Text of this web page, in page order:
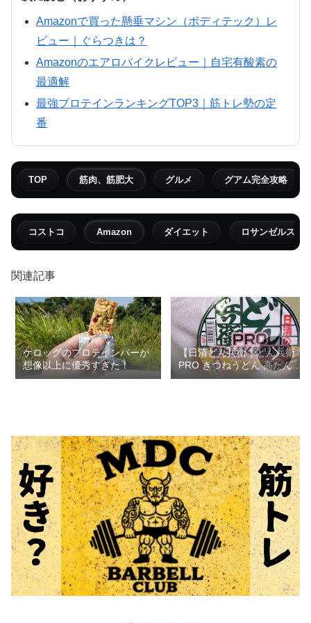
Amazonで買った懸垂マシン（ボディテック）レ
ビュー｜ぐらつきは？
Amazonのエアロバイクレビュー｜自宅有酸素の
最適解
最強プロテインランキングTOP3｜筋トレ勢の定
番
TOP 筋肉、筋肥大 グルメ グアム完全攻略
コストコ Amazon ダイエット ロサンゼルス
関連記事
ケロッグのプロテインバーが
想像以上に優秀すぎた！
【日清どん兵衛｜どん兵衛
PRO きつねうどん 高たんぱ
く＆抵糖質】筋トレガチ勢が